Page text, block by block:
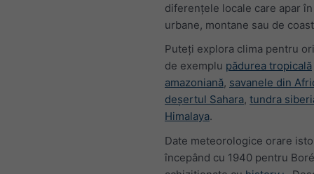
diferențele locale care apar
urbane, montane sau de
Puteți explora clima pentru
de exemplu pădurea tropicală
amazoniană, savanele din
deșertul Sahara, tundra
Himalaya.
Date meteorologice orare
începând cu 1940 pentru